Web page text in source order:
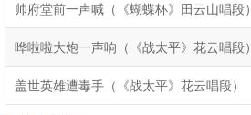
帅府堂前一声喊（《蝴蝶杯》田云山唱段）
哗啦啦大炮一声响（《战太平》花云唱段）
盖世英雄遭毒手（《战太平》花云唱段）